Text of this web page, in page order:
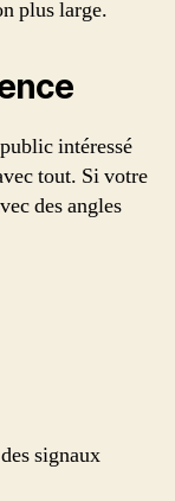
plus large.
intéressé
tout. Si votre
des angles
signaux